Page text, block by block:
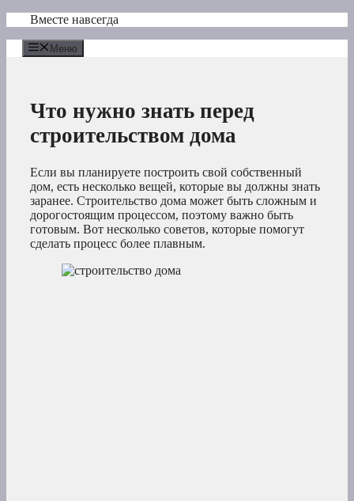
Перейти
содержимому
Вместе навсегда
Меню
Что нужно знать перед
строительством дома
Если вы планируете построить свой собственный
дом, есть несколько вещей, которые вы должны знать
заранее. Строительство дома может быть сложным и
дорогостоящим процессом, поэтому важно быть
готовым. Вот несколько советов, которые помогут
сделать процесс более плавным.